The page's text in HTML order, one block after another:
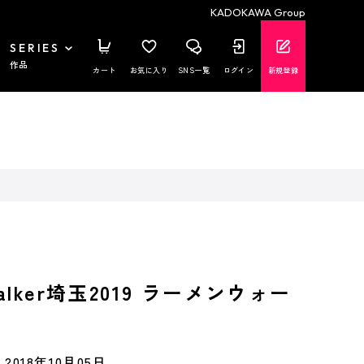
KADOKAWA Group
SERIES
作品 カート お気に入り SNS一覧 ログイン 新規登録
埼玉2019 ラーメンウォー